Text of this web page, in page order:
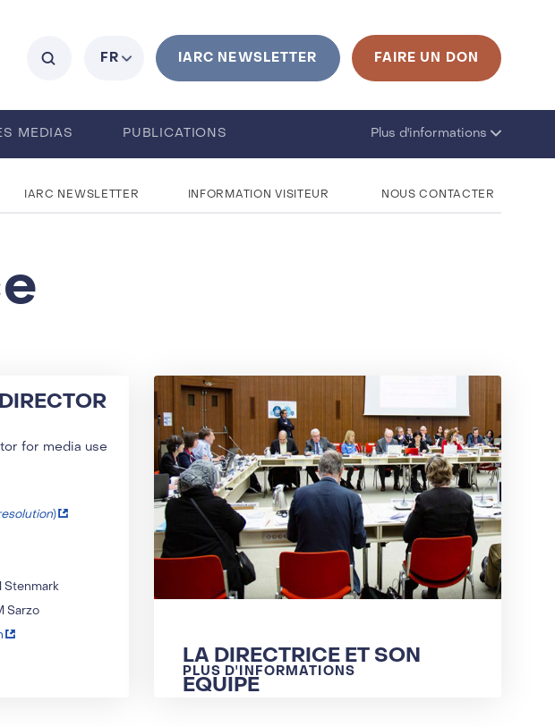
FR
Current language is French. Click to change language
IARC NEWSLETTER
FAIRE UN DON
MEDIAS
PUBLICATIONS
Plus d'informations
IARC NEWSLETTER INFORMATION VISITEUR NOUS CONTACTER
for media use
)
Stenmark
Sarzo
LA DIRECTRICE ET SON
EQUIPE
PLUS D'INFORMATIONS